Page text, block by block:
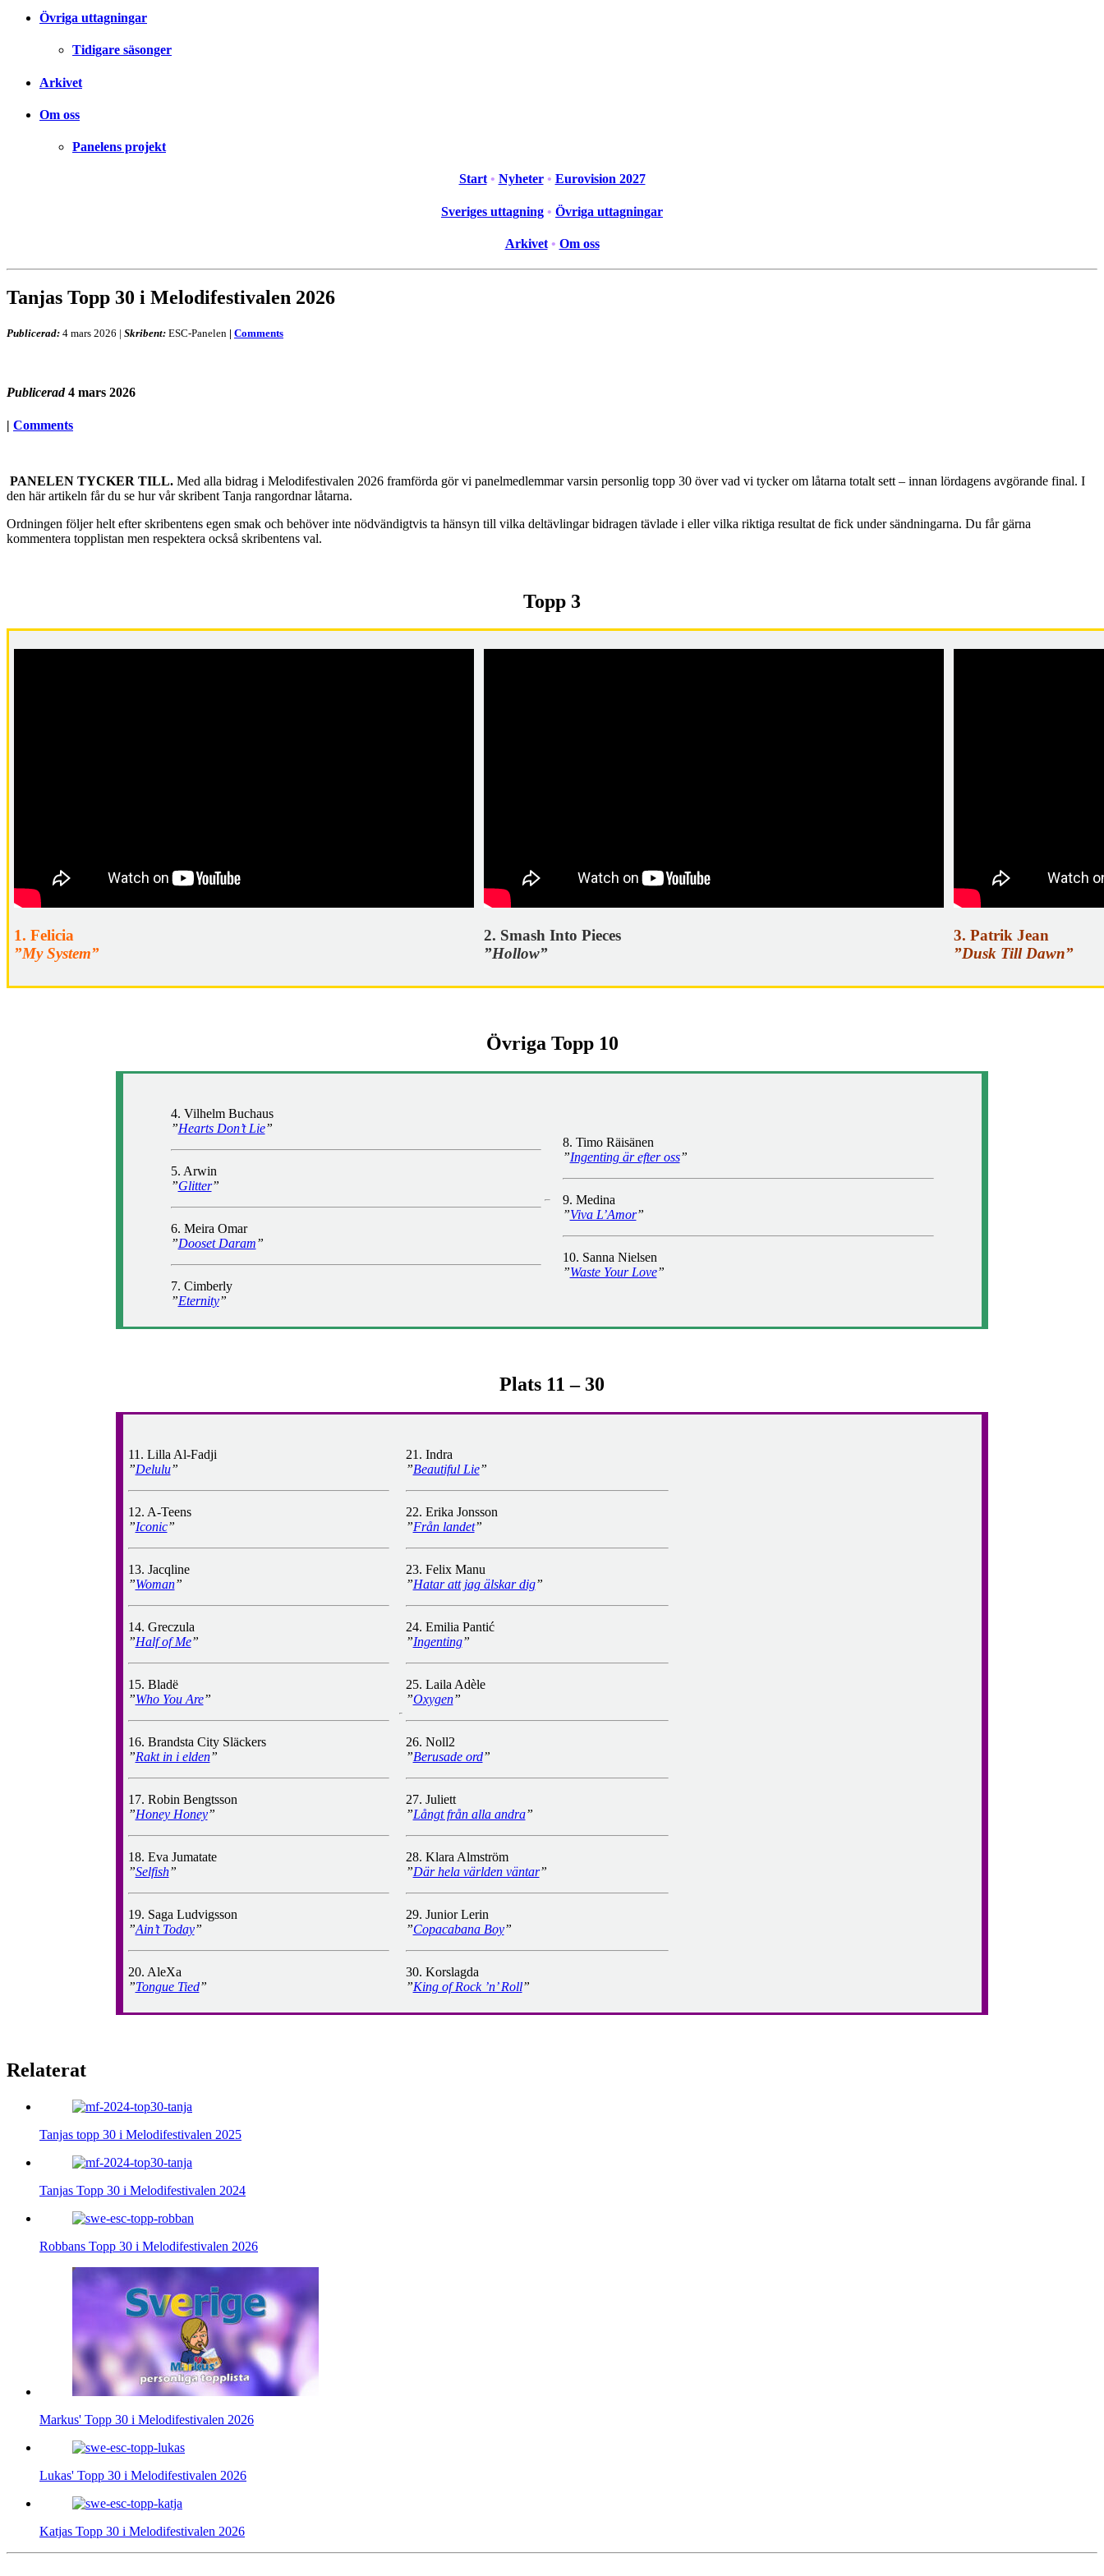
Övriga uttagningar
Tidigare säsonger
Arkivet
Om oss
Panelens projekt
Start • Nyheter • Eurovision 2027
Sveriges uttagning • Övriga uttagningar
Arkivet • Om oss
Tanjas Topp 30 i Melodifestivalen 2026
Publicerad: 4 mars 2026 | Skribent: ESC-Panelen | Comments
Publicerad 4 mars 2026
| Comments
PANELEN TYCKER TILL. Med alla bidrag i Melodifestivalen 2026 framförda gör vi panelmedlemmar varsin personlig topp 30 över vad vi tycker om låtarna totalt sett – innan lördagens avgörande final. I
den här artikeln får du se hur vår skribent Tanja rangordnar låtarna.
Ordningen följer helt efter skribentens egen smak och behöver inte nödvändigtvis ta hänsyn till vilka deltävlingar bidragen tävlade i eller vilka riktiga resultat de fick under sändningarna. Du får gärna
kommentera topplistan men respektera också skribentens val.
Topp 3
1. Felicia
”My System”
2. Smash Into Pieces
”Hollow”
3. Patrik Jean
”Dusk Till Dawn”
Övriga Topp 10
4. Vilhelm Buchaus
”Hearts Don’t Lie”
5. Arwin
”Glitter”
6. Meira Omar
”Dooset Daram”
7. Cimberly
”Eternity”
8. Timo Räisänen
”Ingenting är efter oss”
9. Medina
”Viva L’Amor”
10. Sanna Nielsen
”Waste Your Love”
Plats 11 – 30
11. Lilla Al-Fadji
”Delulu”
12. A-Teens
”Iconic”
13. Jacqline
”Woman”
14. Greczula
”Half of Me”
15. Bladë
”Who You Are”
16. Brandsta City Släckers
”Rakt in i elden”
17. Robin Bengtsson
”Honey Honey”
18. Eva Jumatate
”Selfish”
19. Saga Ludvigsson
”Ain’t Today”
20. AleXa
”Tongue Tied”
21. Indra
”Beautiful Lie”
22. Erika Jonsson
”Från landet”
23. Felix Manu
”Hatar att jag älskar dig”
24. Emilia Pantić
”Ingenting”
25. Laila Adèle
”Oxygen”
26. Noll2
”Berusade ord”
27. Juliett
”Långt från alla andra”
28. Klara Almström
”Där hela världen väntar”
29. Junior Lerin
”Copacabana Boy”
30. Korslagda
”King of Rock ’n’ Roll”
Relaterat
Tanjas topp 30 i Melodifestivalen 2025
Tanjas Topp 30 i Melodifestivalen 2024
Robbans Topp 30 i Melodifestivalen 2026
Markus' Topp 30 i Melodifestivalen 2026
Lukas' Topp 30 i Melodifestivalen 2026
Katjas Topp 30 i Melodifestivalen 2026